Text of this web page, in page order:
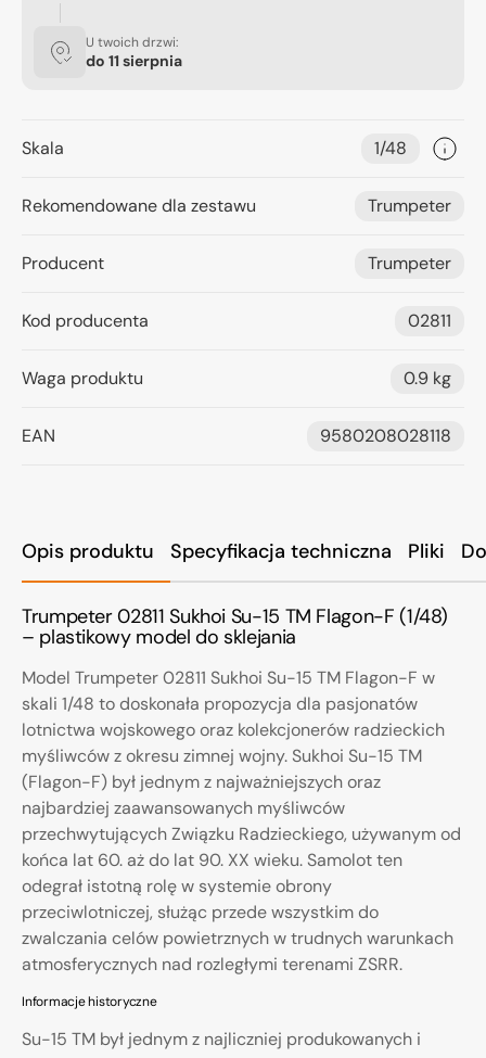
Opis produktu Specyfikacja techniczna Pliki
Trumpeter 02811 Sukhoi Su-15 TM Flagon-F (1/48)
– plastikowy model do sklejania
Model Trumpeter 02811 Sukhoi Su-15 TM Flagon-F w
skali 1/48 to doskonała propozycja dla pasjonatów
lotnictwa wojskowego oraz kolekcjonerów radzieckich
myśliwców z okresu zimnej wojny. Sukhoi Su-15 TM
(Flagon-F) był jednym z najważniejszych oraz
najbardziej zaawansowanych myśliwców
przechwytujących Związku Radzieckiego, używanym od
końca lat 60. aż do lat 90. XX wieku. Samolot ten
odegrał istotną rolę w systemie obrony
przeciwlotniczej, służąc przede wszystkim do
zwalczania celów powietrznych w trudnych warunkach
atmosferycznych nad rozległymi terenami ZSRR.
Informacje historyczne
Su-15 TM był jednym z najliczniej produkowanych i
U twoich drzwi:
do 11 sierpnia
Skala 1/48
Rekomendowane dla zestawu Trumpeter
Producent Trumpeter
Kod producenta 02811
Waga produktu 0.9 kg
EAN 9580208028118